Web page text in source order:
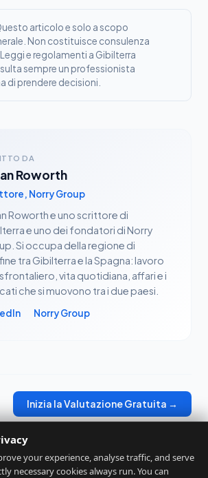
articolo e solo a scopo
Non costituisce consulenza
e regolamenti a Gibilterra
sempre un professionista
di prendere decisioni.
DA
Roworth
Norry Group
Roworth e uno scrittore di
e uno dei fondatori di Norry
Si occupa della regione di
tra Gibilterra e la Spagna: lavoro
vita quotidiana, affari e i
che si muovono tra i due paesi.
Norry Group
Inizia la Valutazione Gratuita →
your experience, analyse traffic, and serve
necessary cookies always run. You can